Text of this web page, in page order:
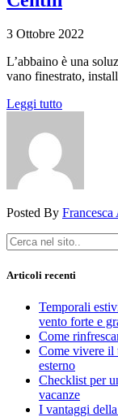
3 Ottobre 2022
L’abbaino è una
vano finestrato,
Leggi tutto
Posted By
Articoli recenti
Temporali
vento forte e
Come
Come vivere il
esterno
Checklist per
vacanze
I vantaggi